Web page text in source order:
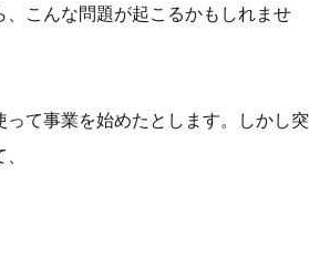
こんな問題が起こるかもしれませ
て事業を始めたとします。しかし突